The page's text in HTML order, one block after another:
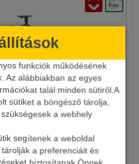
funkciók működésének
Az alábbiakban az egyes
talál minden sütiről.A
sütiket a böngésző tárolja,
a webhely
segítenek a weboldal
a preferenciáit és
ORSÓ 2DB-OS
Ft